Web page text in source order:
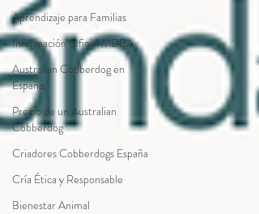
Aprendizaje para Familias
Información Oficial MDBA
Australian Cobberdog en
España
Precio de un Australian
Cobberdog
Criadores Cobberdogs España
Cría Ética y Responsable
Bienestar Animal